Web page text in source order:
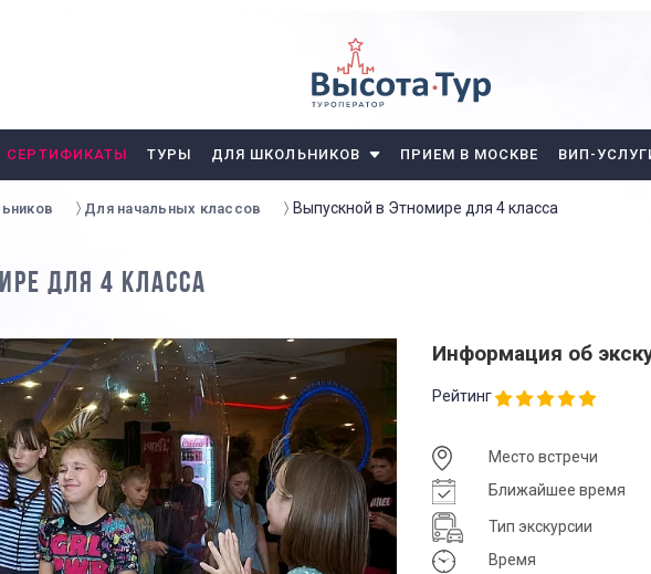
СЕРТИФИКАТЫ ТУРЫ ДЛЯ ШКОЛЬНИКОВ ПРИЕМ В МОСКВЕ ВИП-
Для начальных классов Выпускной в Этномире для 4 класса
ДЛЯ 4 КЛАССА
Информация об
Рейтинг
Место встречи
Ближайшее время
Тип экскурсии
Время